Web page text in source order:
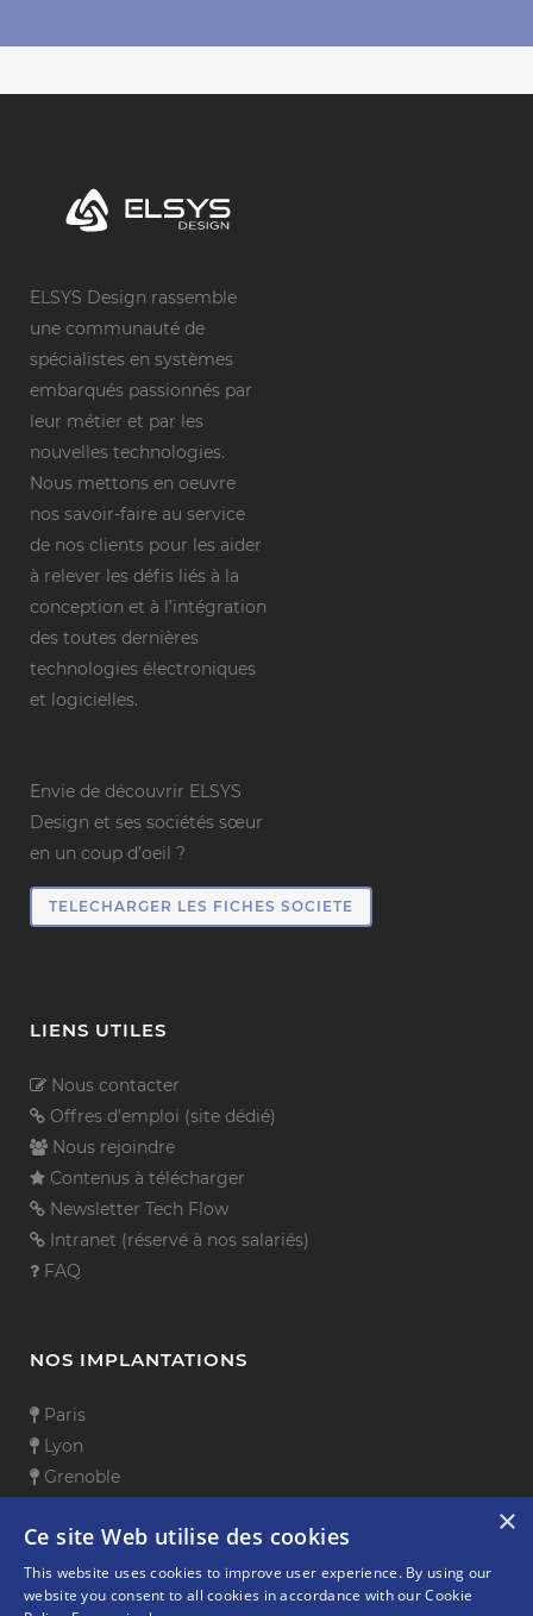
ELSYS Design rassemble
une communauté de
spécialistes en systèmes
embarqués passionnés par
leur métier et par les
nouvelles technologies.
Nous mettons en oeuvre
nos savoir-faire au service
de nos clients pour les aider
à relever les défis liés à la
conception et à l’intégration
des toutes dernières
technologies électroniques
et logicielles.
Envie de découvrir ELSYS
Design et ses sociétés sœur
en un coup d’oeil ?
TELECHARGER LES FICHES SOCIETE
LIENS UTILES
Nous contacter
Offres d'emploi (site dédié)
Nous rejoindre
Contenus à télécharger
Newsletter Tech Flow
Intranet (réservé à nos salariés)
FAQ
NOS IMPLANTATIONS
Paris
Lyon
Grenoble
Aix-en-Provence
Toulouse
Rennes
×
Ce site Web utilise des cookies
This website uses cookies to improve user experience. By using our
website you consent to all cookies in accordance with our Cookie